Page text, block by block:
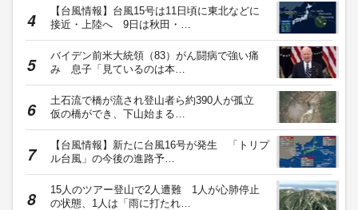
【台風情報】台風15号は11日頃に東北などに
接近・上陸へ 9日は秋田・…
バイデン前米大統領（83）がん闘病で強い痛
み 息子「見ているのは本…
土石流で橋が流され登山者ら約390人が孤立
仮の橋ができ、下山始まる…
【台風情報】新たに台風16号が発生 「トリプ
ル台風」の今後の進路予…
15人のツアー登山で2人遭難 1人が心肺停止
の状態、1人は「雨に打たれ…